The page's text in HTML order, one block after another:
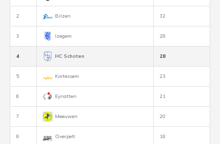
2 Bilzen 32
3 Izegem 28
4 HC Schoten 28
5 Kortessem 23
6 Eynatten 21
7 Meeuwen 20
8 Overpelt 18